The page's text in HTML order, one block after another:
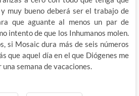
muy bueno deberá ser el trabajo de
que aguante al menos un par de
intento de que los Inhumanos molen.
si Mosaic dura más de seis números
que aquel día en el que Diógenes me
semana de vacaciones.